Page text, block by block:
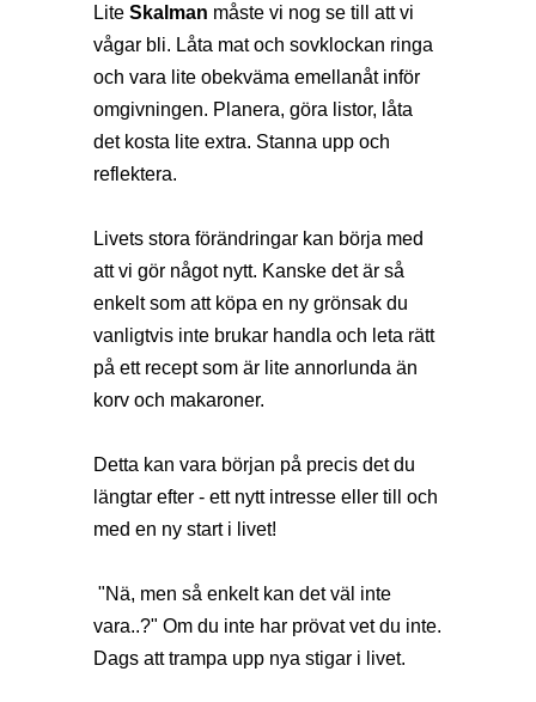
Lite Skalman måste vi nog se till att vi
vågar bli. Låta mat och sovklockan ringa
och vara lite obekväma emellanåt inför
omgivningen. Planera, göra listor, låta
det kosta lite extra. Stanna upp och
reflektera.
Livets stora förändringar kan börja med
att vi gör något nytt. Kanske det är så
enkelt som att köpa en ny grönsak du
vanligtvis inte brukar handla och leta rätt
på ett recept som är lite annorlunda än
korv och makaroner.
Detta kan vara början på precis det du
längtar efter - ett nytt intresse eller till och
med en ny start i livet!
"Nä, men så enkelt kan det väl inte
vara..?" Om du inte har prövat vet du inte.
Dags att trampa upp nya stigar i livet.